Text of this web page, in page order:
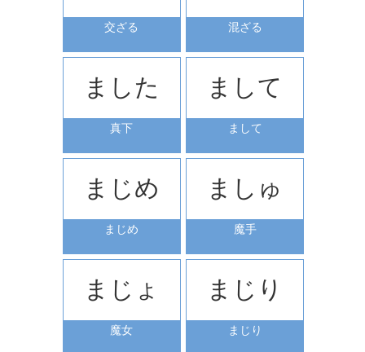
交ざる 混ざる
ました
真下
まして
まして
まじめ
まじめ
ましゅ
魔手
まじょ
魔女
まじり
まじり